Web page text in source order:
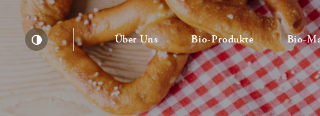
Kontrast erhöhen
Über Uns— Untermenü ausklappen
Bio-Produkte— Untermenü
Bio-